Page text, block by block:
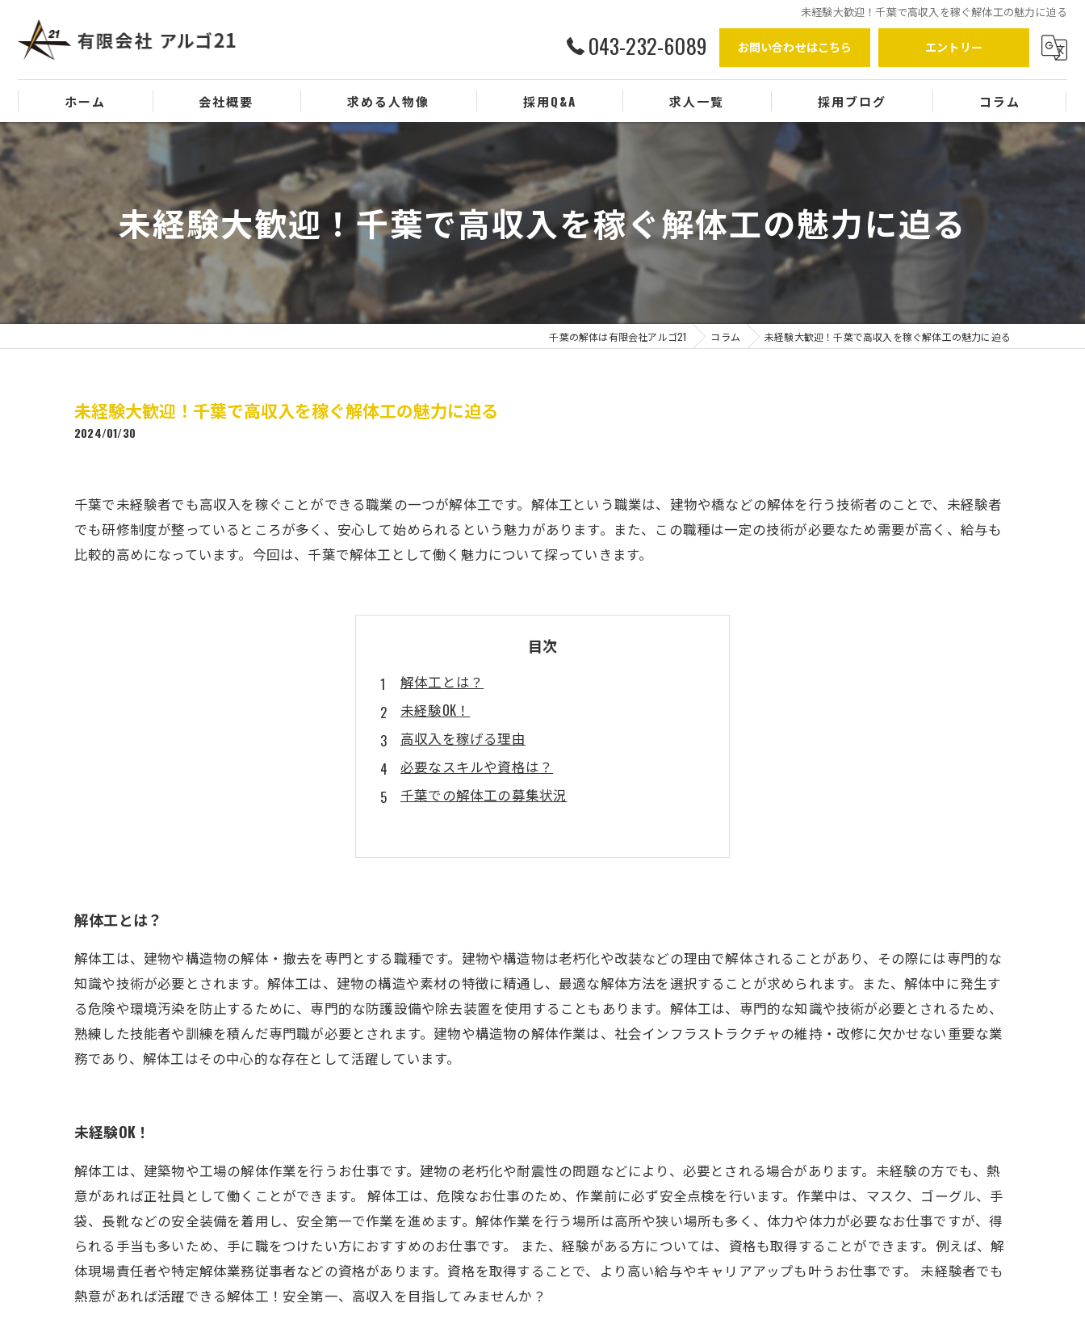
未経験大歓迎！千葉で高収入を稼ぐ解体工の魅力に迫る
043-232-6089 お問い合わせはこちら エントリー
ホーム 会社概要
ビジョン
事業案内
求める人物像 採用Q&A 求人一覧 採用ブログ コラム
未経験大歓迎！千葉で高収入を稼ぐ解体工の魅力に迫る
千葉の解体は有限会社アルゴ21 コラム 未経験大歓迎！千葉で高収入を稼ぐ解体工の魅力に迫る
未経験大歓迎！千葉で高収入を稼ぐ解体工の魅力に迫る
2024/01/30
千葉で未経験者でも高収入を稼ぐことができる職業の一つが解体工です。解体工という職業は、建物や橋などの解体を行う技術者のことで、未経験者
でも研修制度が整っているところが多く、安心して始められるという魅力があります。また、この職種は一定の技術が必要なため需要が高く、給与も
比較的高めになっています。今回は、千葉で解体工として働く魅力について探っていきます。
目次
解体工とは？
未経験OK！
高収入を稼げる理由
必要なスキルや資格は？
千葉での解体工の募集状況
解体工とは？
解体工は、建物や構造物の解体・撤去を専門とする職種です。建物や構造物は老朽化や改装などの理由で解体されることがあり、その際には専門的な
知識や技術が必要とされます。解体工は、建物の構造や素材の特徴に精通し、最適な解体方法を選択することが求められます。また、解体中に発生す
る危険や環境汚染を防止するために、専門的な防護設備や除去装置を使用することもあります。解体工は、専門的な知識や技術が必要とされるため、
熟練した技能者や訓練を積んだ専門職が必要とされます。建物や構造物の解体作業は、社会インフラストラクチャの維持・改修に欠かせない重要な業
務であり、解体工はその中心的な存在として活躍しています。
未経験OK！
解体工は、建築物や工場の解体作業を行うお仕事です。建物の老朽化や耐震性の問題などにより、必要とされる場合があります。未経験の方でも、熱
意があれば正社員として働くことができます。 解体工は、危険なお仕事のため、作業前に必ず安全点検を行います。作業中は、マスク、ゴーグル、手
袋、長靴などの安全装備を着用し、安全第一で作業を進めます。解体作業を行う場所は高所や狭い場所も多く、体力や体力が必要なお仕事ですが、得
られる手当も多いため、手に職をつけたい方におすすめのお仕事です。 また、経験がある方については、資格も取得することができます。例えば、解
体現場責任者や特定解体業務従事者などの資格があります。資格を取得することで、より高い給与やキャリアアップも叶うお仕事です。 未経験者でも
熱意があれば活躍できる解体工！安全第一、高収入を目指してみませんか？